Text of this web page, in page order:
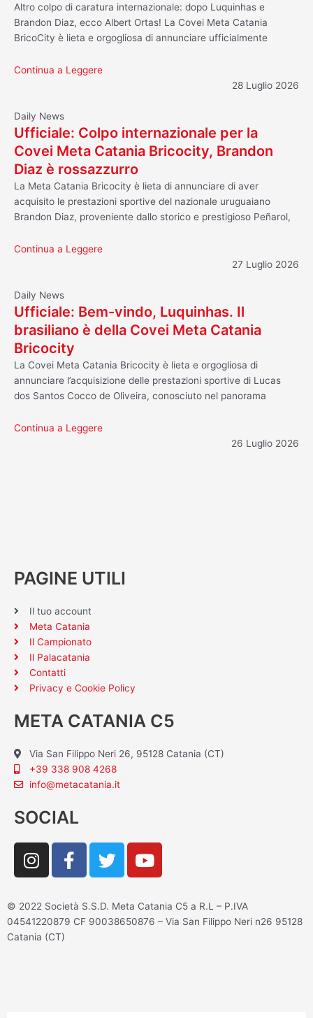
Altro colpo di caratura internazionale: dopo Luquinhas e
Brandon Diaz, ecco Albert Ortas! La Covei Meta Catania
BricoCity è lieta e orgogliosa di annunciare ufficialmente
Continua a Leggere
28 Luglio 2026
Daily News
Ufficiale: Colpo internazionale per la
Covei Meta Catania Bricocity, Brandon
Diaz è rossazzurro
La Meta Catania Bricocity è lieta di annunciare di aver
acquisito le prestazioni sportive del nazionale uruguaiano
Brandon Diaz, proveniente dallo storico e prestigioso Peñarol,
Continua a Leggere
27 Luglio 2026
Daily News
Ufficiale: Bem-vindo, Luquinhas. Il
brasiliano è della Covei Meta Catania
Bricocity
La Covei Meta Catania Bricocity è lieta e orgogliosa di
annunciare l’acquisizione delle prestazioni sportive di Lucas
dos Santos Cocco de Oliveira, conosciuto nel panorama
Continua a Leggere
26 Luglio 2026
PAGINE UTILI
Il tuo account
Meta Catania
Il Campionato
Il Palacatania
Contatti
Privacy e Cookie Policy
META CATANIA C5
Via San Filippo Neri 26, 95128 Catania (CT)
+39 338 908 4268
info@metacatania.it
SOCIAL
I
n
t
a
g
F
a
e
b
T
w
t
t
Y
o
t
u
© 2022 Società S.S.D. Meta Catania C5 a R.L – P.IVA
04541220879 CF 90038650876 – Via San Filippo Neri n26 95128
Catania (CT)